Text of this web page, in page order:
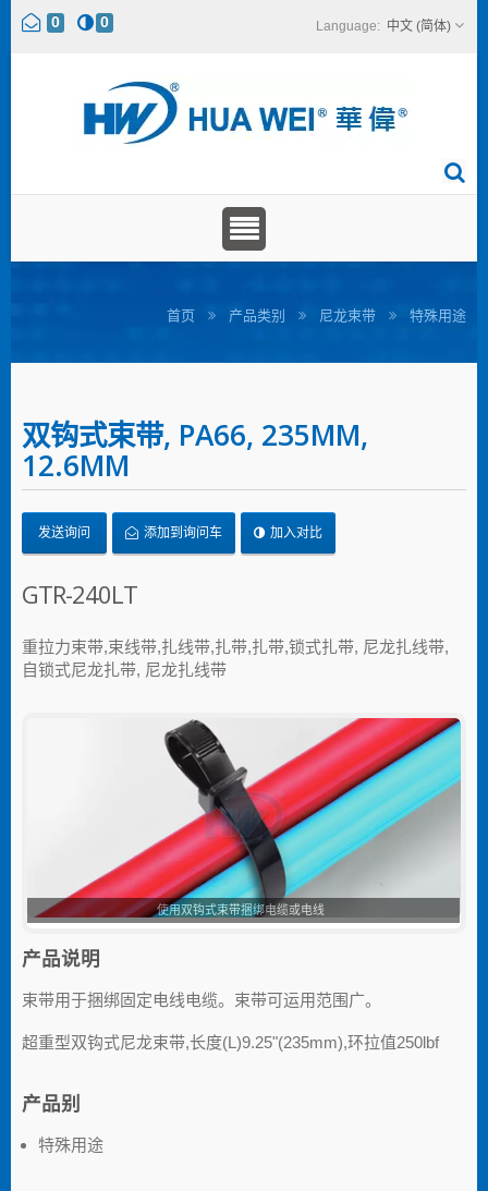
0 0 中文 (简体)
首页 产品类别 尼龙束带 特殊用途
双钩式束带, PA66, 235MM,
12.6MM
发送询问 添加到询问车 加入对比
GTR-240LT
重拉力束带,束线带,扎线带,扎带,扎带,锁式扎带, 尼龙扎线带,
自锁式尼龙扎带, 尼龙扎线带
双钩式束带
产品说明
束带用于捆绑固定电线电缆。束带可运用范围广。
超重型双钩式尼龙束带,长度(L)9.25"(235mm),环拉值250lbf
产品别
特殊用途